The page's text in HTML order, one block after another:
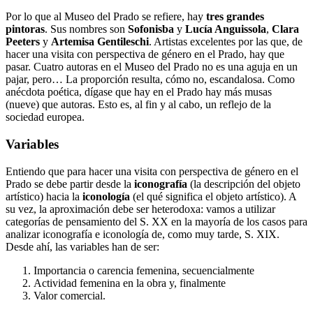
Por lo que al Museo del Prado se refiere, hay tres grandes
pintoras. Sus nombres son Sofonisba y Lucía Anguissola, Clara
Peeters y Artemisa Gentileschi. Artistas excelentes por las que, de
hacer una visita con perspectiva de género en el Prado, hay que
pasar. Cuatro autoras en el Museo del Prado no es una aguja en un
pajar, pero… La proporción resulta, cómo no, escandalosa. Como
anécdota poética, dígase que hay en el Prado hay más musas
(nueve) que autoras. Esto es, al fin y al cabo, un reflejo de la
sociedad europea.
Variables
Entiendo que para hacer una visita con perspectiva de género en el
Prado se debe partir desde la iconografía (la descripción del objeto
artístico) hacia la iconología (el qué significa el objeto artístico). A
su vez, la aproximación debe ser heterodoxa: vamos a utilizar
categorías de pensamiento del S. XX en la mayoría de los casos para
analizar iconografía e iconología de, como muy tarde, S. XIX.
Desde ahí, las variables han de ser:
Importancia o carencia femenina, secuencialmente
Actividad femenina en la obra y, finalmente
Valor comercial.